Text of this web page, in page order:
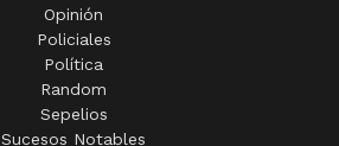
Opinión
Policiales
Política
Random
Sepelios
Sucesos Notables